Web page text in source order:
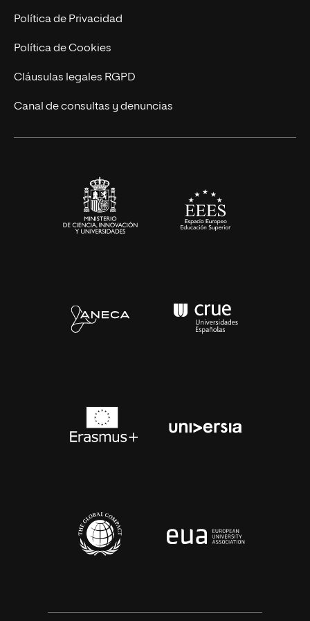
Postgrados
Cursos Universitarios
Trabaja en UNIR
Actualidad
UNIR Revista
Eventos
Política de Privacidad
Política de Cookies
Cláusulas legales RGPD
Canal de consultas y denuncias